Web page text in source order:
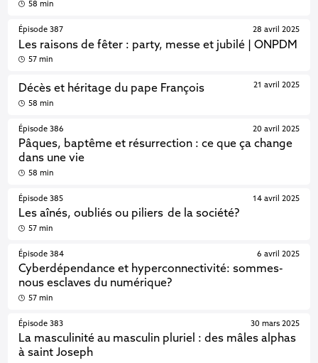
58 min
Épisode 387
Les raisons de fêter : party, messe et jubilé | ONPDM
28 avril 2025
57 min
Décès et héritage du pape François 21 avril 2025
58 min
Épisode 386
Pâques, baptême et résurrection : ce que ça change
dans une vie
20 avril 2025
58 min
Épisode 385
Les aînés, oubliés ou piliers de la société?
14 avril 2025
57 min
Épisode 384
Cyberdépendance et hyperconnectivité: sommes-
nous esclaves du numérique?
6 avril 2025
57 min
Épisode 383
La masculinité au masculin pluriel : des mâles alphas
à saint Joseph
30 mars 2025